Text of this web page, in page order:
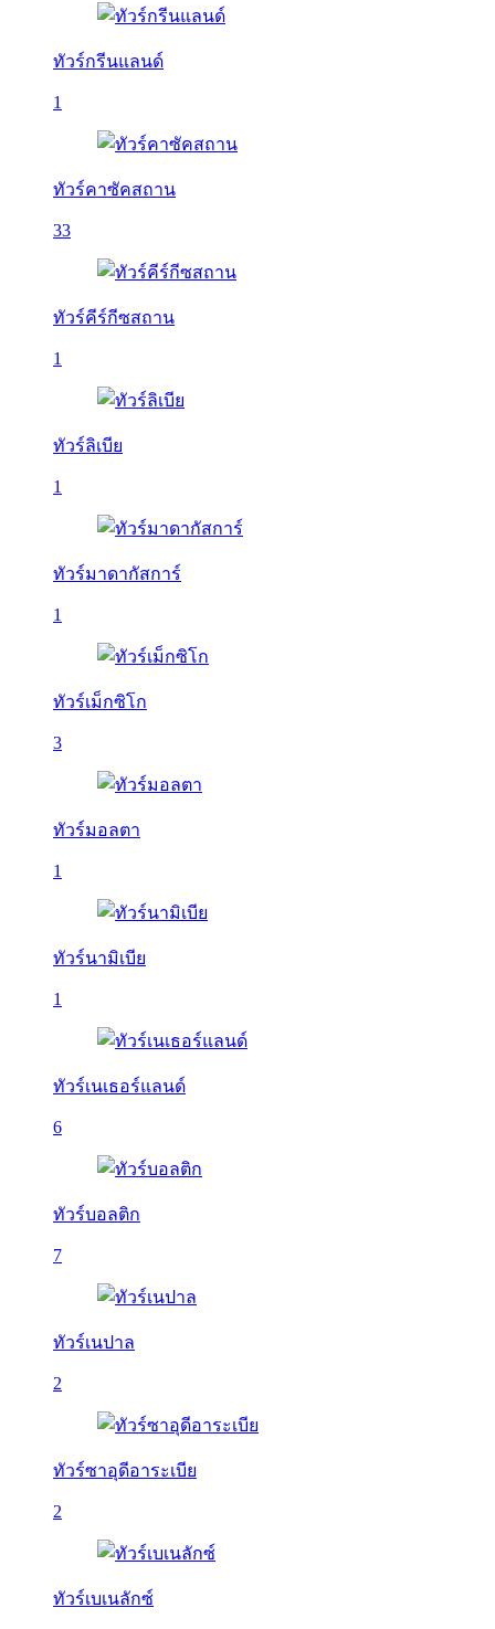
ทัวร์กรีนแลนด์
1
ทัวร์คาซัคสถาน
33
ทัวร์คีร์กีซสถาน
1
ทัวร์ลิเบีย
1
ทัวร์มาดากัสการ์
1
ทัวร์เม็กซิโก
3
ทัวร์มอลตา
1
ทัวร์นามิเบีย
1
ทัวร์เนเธอร์แลนด์
6
ทัวร์บอลติก
7
ทัวร์เนปาล
2
ทัวร์ซาอุดีอาระเบีย
2
ทัวร์เบเนลักซ์